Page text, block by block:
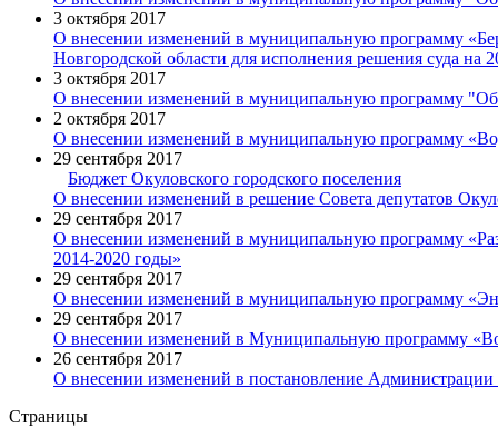
3 октября 2017
О внесении изменений в муниципальную программу
Новгородской области для исполнения решения суда на
3 октября 2017
О внесении изменений в муниципальную программу
2 октября 2017
О внесении изменений в муниципальную программу
29 сентября 2017
Бюджет Окуловского городского поселения
О внесении изменений в решение Совета депутатов
29 сентября 2017
О внесении изменений в муниципальную программу
2014-2020 годы»
29 сентября 2017
О внесении изменений в муниципальную программу
29 сентября 2017
О внесении изменений в Муниципальную программу
26 сентября 2017
О внесении изменений в постановление
Страницы